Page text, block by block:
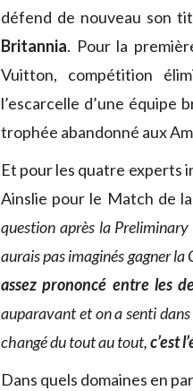
défend de nouveau son
Britannia. Pour la
Vuitton, compétition
l’escarcelle d’une
trophée abandonné aux
Et pour les quatre experts
Ainslie pour le Match de
question après la Preliminary
aurais pas imaginés gagner la
assez prononcé entre les
auparavant et on a senti
changé du tout au tout,c’est
Dans quels domaines en